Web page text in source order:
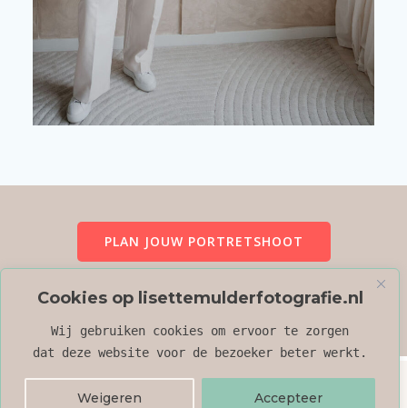
Cookies op lisettemulderfotografie.nl
Wij gebruiken cookies om ervoor te zorgen
dat deze website voor de bezoeker beter werkt.
Weigeren Accepteer
PLAN JOUW PORTRETSHOOT
CONTACT
© 2026 Lisette Mulder Fotografie.